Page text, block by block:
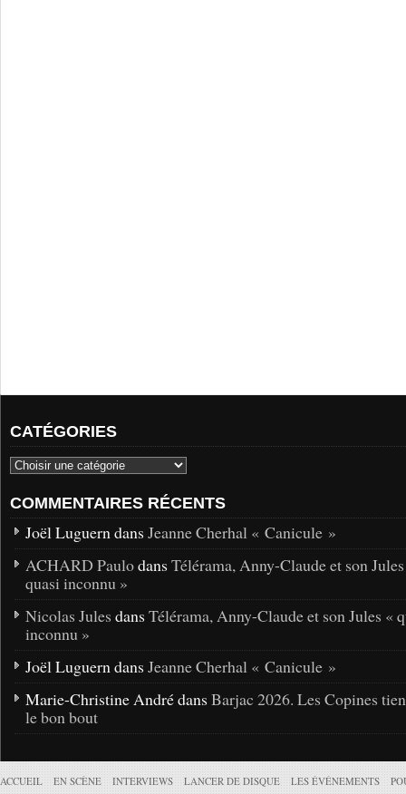
CATÉGORIES
COMMENTAIRES RÉCENTS
Joël Luguern dans Jeanne Cherhal « Canicule »
ACHARD Paulodans Télérama, Anny-Claude et son
quasi inconnu »
Nicolas Jules dans Télérama, Anny-Claude et son Jules «
inconnu »
Joël Luguern dans Jeanne Cherhal « Canicule »
Marie-Christine André dans Barjac 2026. Les Copines
le bon bout
ACCUEIL EN SCÈNE INTERVIEWS LANCER DE DISQUE LES ÉVÉNEMENTS